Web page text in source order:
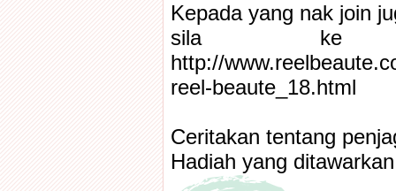
Kepada yang nak join
sila
http://
reel-beaute_18.html
Ceritakan tentang
Hadiah yang